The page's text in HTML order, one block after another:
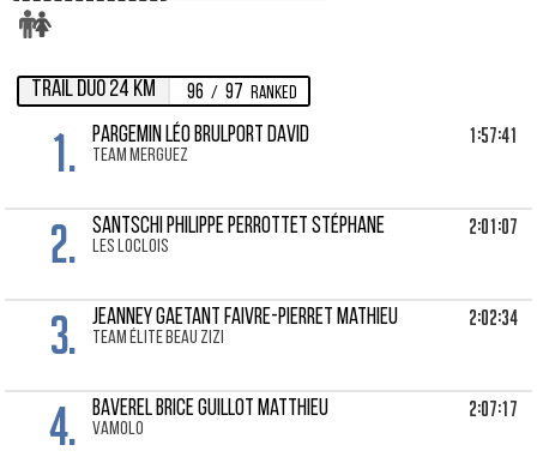
Trail Duo 24 km 96 / 97 Ranked
1. PARGEMIN LÉO Brulport David
Team Merguez
1:57:41
2. SANTSCHI PHILIPPE Perrottet Stéphane
Les Loclois
2:01:07
3. JEANNEY GAETANT Faivre-Pierret Mathieu
Team élite beau zizi
2:02:34
4. BAVEREL BRICE Guillot Matthieu
VAMOLO
2:07:17